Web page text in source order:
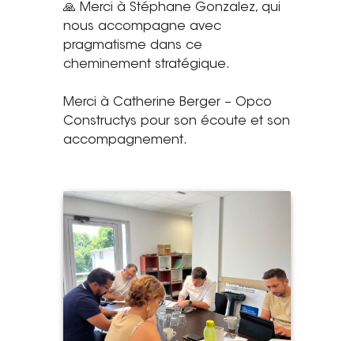
🙏 Merci à Stéphane Gonzalez, qui
nous accompagne avec
pragmatisme dans ce
cheminement stratégique.
Merci à Catherine Berger – Opco
Constructys pour son écoute et son
accompagnement.